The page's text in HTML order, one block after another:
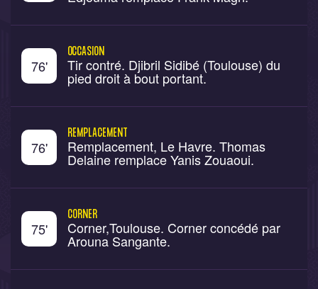
76'
OCCASION
Tir contré. Djibril Sidibé (Toulouse) du
pied droit à bout portant.
76'
REMPLACEMENT
Remplacement, Le Havre. Thomas
Delaine remplace Yanis Zouaoui.
75'
CORNER
Corner,Toulouse. Corner concédé par
Arouna Sangante.